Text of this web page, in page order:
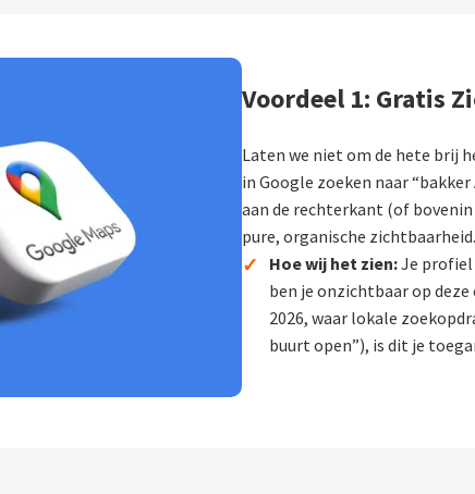
Voordeel 1: Gratis
Laten we niet om de hete brij
in Google zoeken naar
aan de rechterkant (of
pure, organische zichtbaarheid.
✓ Hoe wij het zien:Je
ben je onzichtbaar op
2026, waar lokale
buurt open”), is dit je